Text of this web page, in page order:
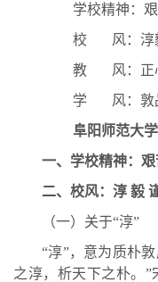
学校精神：
校 风：淳
教 风：正
学 风：敦
阜阳师范大
一、学校精神： 艰
二、校风：淳 毅
（一）关于“淳”
“淳”，意为质朴
之淳，析天下之朴。”